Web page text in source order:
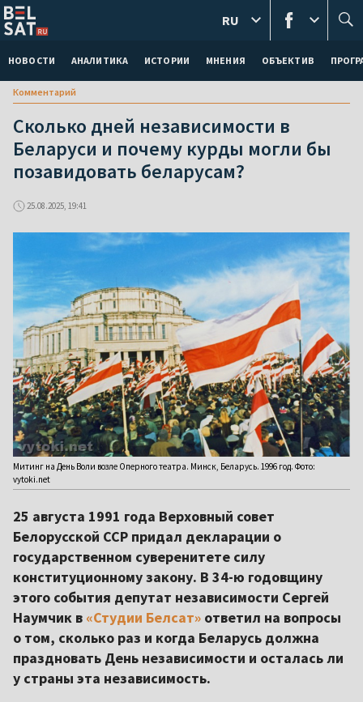
НОВОСТИ АНАЛИТИКА ИСТОРИИ МНЕНИЯ ОБЪЕКТИВ
RU
Комментарий
Сколько дней независимости в
Беларуси и почему курды могли бы
позавидовать беларусам?
25.08.2025, 19:41
Митинг на День Воли возле Оперного театра. Минск, Беларусь. 1996 год. Фото:
vytoki.net
25 августа 1991 года Верховный совет
Белорусской ССР придал декларации о
государственном суверенитете силу
конституционному закону. В 34-ю годовщину
этого события депутат независимости Сергей
Наумчик в «Студии Белсат» ответил на вопросы
о том, сколько раз и когда Беларусь должна
праздновать День независимости и осталась ли
у страны эта независимость.